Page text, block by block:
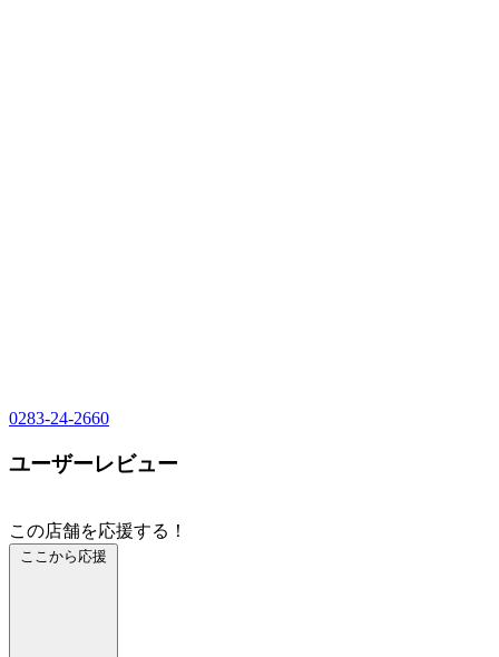
0283-24-2660
ユーザーレビュー
この店舗を応援する！
ここから応援